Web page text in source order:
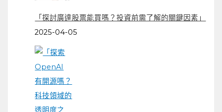
「探討廣達股票能買嗎？投資前需了解的關鍵因素」
2025-04-05